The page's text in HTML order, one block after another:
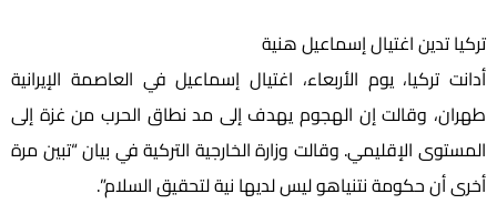
تركيا تدين اغتيال إسماعيل هنية
أدانت تركيا، يوم الأربعاء، اغتيال إسماعيل في العاصمة الإيرانية
طهران، وقالت إن الهجوم يهدف إلى مد نطاق الحرب من غزة إلى
المستوى الإقليمي. وقالت وزارة الخارجية التركية في بيان “تبين مرة
أخرى أن حكومة نتنياهو ليس لديها نية لتحقيق السلام”.